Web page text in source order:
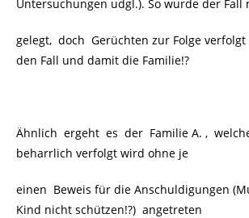
Untersuchungen udgl.). So wurde der Fall
gelegt, doch Gerüchten zur Folge verfolgt
den Fall und damit die Familie!?
Ähnlich ergeht es der Familie A. , welche
beharrlich verfolgt wird ohne je
einen Beweis für die Anschuldigungen
Kind nicht schützen!?) angetreten